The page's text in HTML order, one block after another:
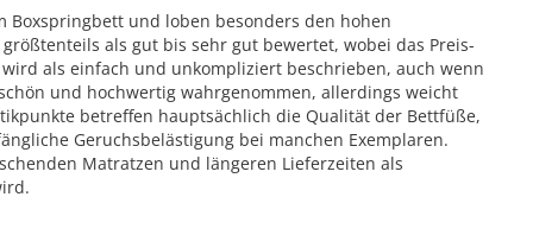
und loben besonders den hohen
als gut bis sehr gut bewertet, wobei das Preis-
als einfach und unkompliziert beschrieben, auch wenn
und hochwertig wahrgenommen, allerdings weicht
betreffen hauptsächlich die Qualität der Bettfüße,
Geruchsbelästigung bei manchen Exemplaren.
Matratzen und längeren Lieferzeiten als